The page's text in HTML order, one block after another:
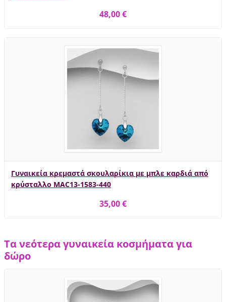
48,00 €
Γυναικεία κρεμαστά σκουλαρίκια με μπλε καρδιά από
κρύσταλλο MAC13-1583-440
35,00 €
Τα νεότερα γυναικεία κοσμήματα για
δώρο